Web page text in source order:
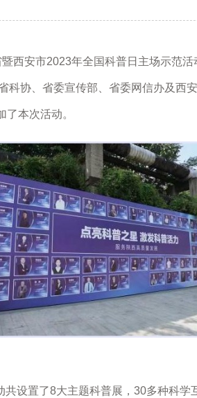
安市2023年全国科普日主场示范活
科协、省委宣传部、省委网信办及
本次活动。
置了8大主题科普展，30多种科学